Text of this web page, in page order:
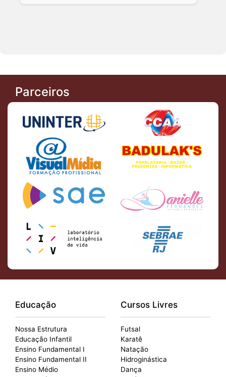
Parceiros
Educação
Nossa Estrutura
Educação Infantil
Ensino Fundamental I
Ensino Fundamental II
Ensino Médio
Cursos Livres
Futsal
Karatê
Natação
Hidroginástica
Dança